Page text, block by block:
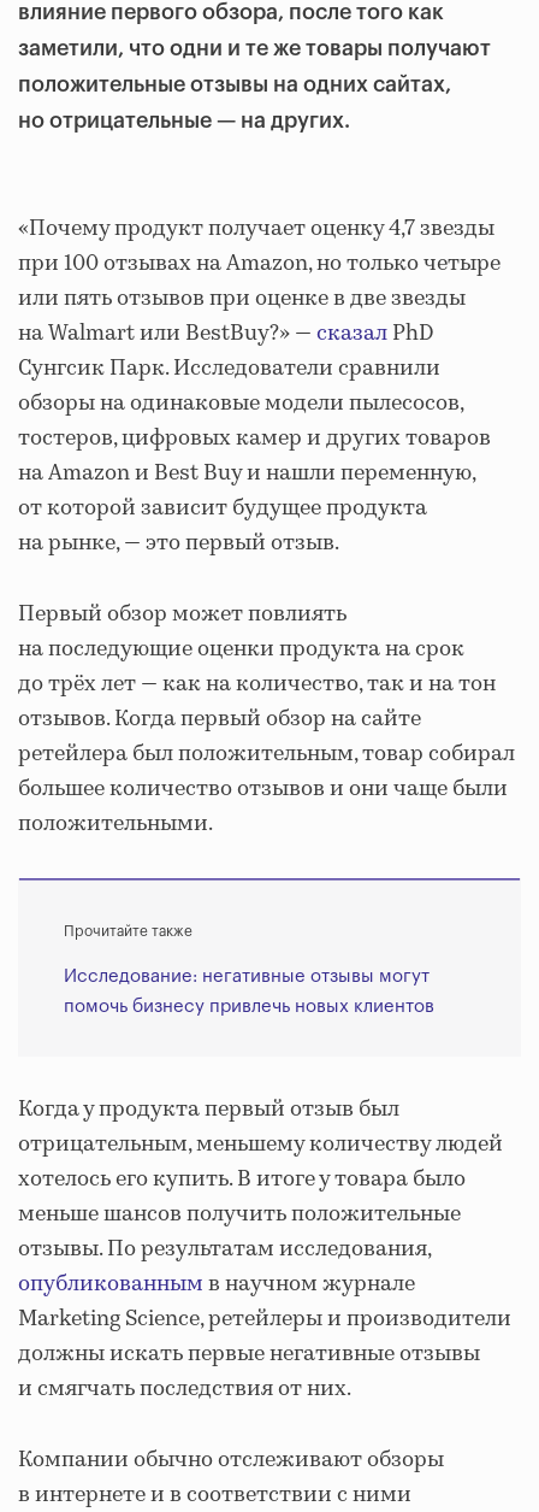
влияние первого обзора, после того как
заметили, что одни и те же товары получают
положительные отзывы на одних сайтах,
но отрицательные — на других.
«Почему продукт получает оценку 4,7 звезды
при 100 отзывах на Amazon, но только четыре
или пять отзывов при оценке в ​​две звезды
на Walmart или BestBuy?» —сказалPhD
Сунгсик Парк. Исследователи сравнили
обзоры на одинаковые модели пылесосов,
тостеров, цифровых камер и других товаров
на Amazon и Best Buy и нашли переменную,
от которой зависит будущее продукта
на рынке, — это первый отзыв.
Первый обзор может повлиять
на последующие оценки продукта на срок
до трёх лет — как на количество, так и на тон
отзывов. Когда первый обзор на сайте
ретейлера был положительным, товар собирал
большее количество отзывов и они чаще были
положительными.
Прочитайте также
Исследование: негативные отзывы могут
помочь бизнесу привлечь новых клиентов
Когда у продукта первый отзыв был
отрицательным, меньшему количеству людей
хотелось его купить. В итоге у товара было
меньше шансов получить положительные
отзывы. По результатам исследования,
опубликованнымв научном журнале
Marketing Science, ретейлеры и производители
должны искать первые негативные отзывы
и смягчать последствия от них.
Компании обычно отслеживают обзоры
в интернете и в соответствии с ними